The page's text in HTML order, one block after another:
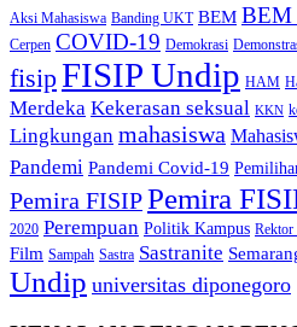
Aksi Mahasiswa Banding UKT BEM BEM
Cerpen COVID-19 Demokrasi
fisipFISIP Undip HAM
Merdeka Kekerasan seksual KKN
Lingkungan mahasiswa
Pandemi Pandemi Covid-19
Pemira FISIPPemira
2020 Perempuan Politik Kampus
Film Sampah Sastra Sastranite
Undip universitas diponegoro